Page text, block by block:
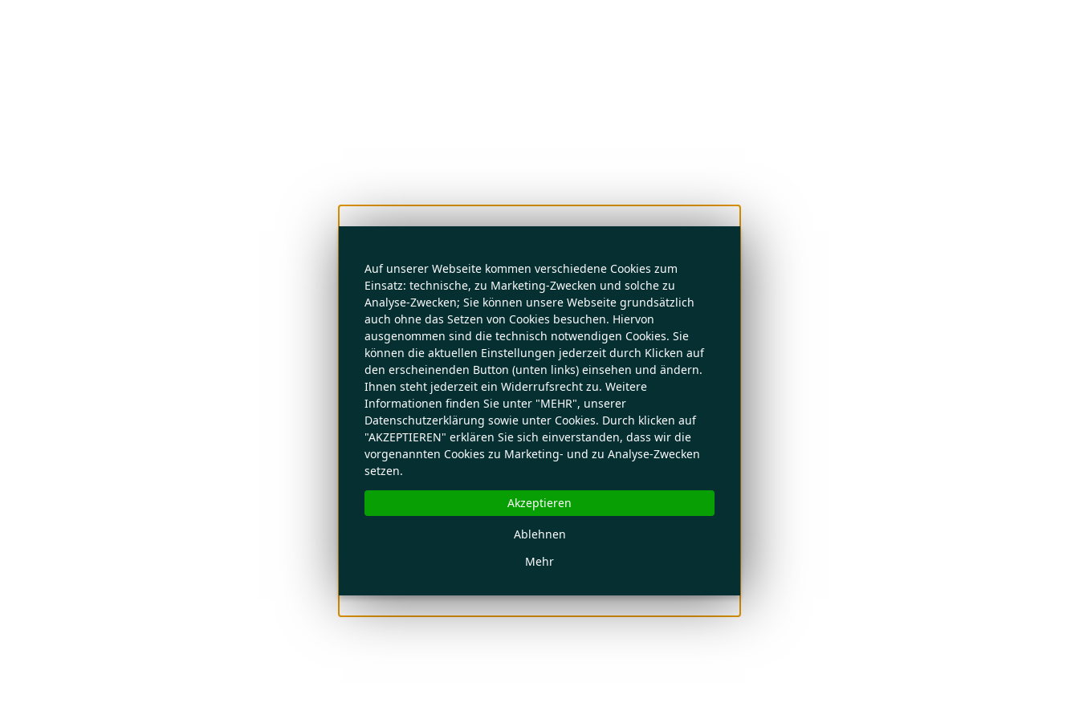
Auf unserer Webseite kommen verschiedene Cookies zum
Einsatz: technische, zu Marketing-Zwecken und solche zu
Analyse-Zwecken; Sie können unsere Webseite grundsätzlich
auch ohne das Setzen von Cookies besuchen. Hiervon
ausgenommen sind die technisch notwendigen Cookies. Sie
können die aktuellen Einstellungen jederzeit durch Klicken auf
den erscheinenden Button (unten links) einsehen und ändern.
Ihnen steht jederzeit ein Widerrufsrecht zu. Weitere
Informationen finden Sie unter "MEHR", unserer
Datenschutzerklärung sowie unter Cookies. Durch klicken auf
"AKZEPTIEREN" erklären Sie sich einverstanden, dass wir die
vorgenannten Cookies zu Marketing- und zu Analyse-Zwecken
setzen.
Mehr
Ablehnen
Akzeptieren